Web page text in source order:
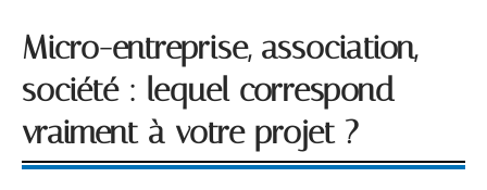
Micro-entreprise, association,
société : lequel correspond
vraiment à votre projet ?